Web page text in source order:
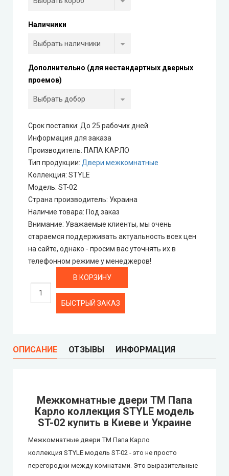
Portalino Doors (Порталино)
Rezult
CITY (Сити крашенные двери)
Free Style doors (Фри Стайл под покраску)
Контур
Danapris Doors (Данаприс Дорс)
DRUID (Друид)
Europe Doors
City Line
City Line Express
Syndicate Doors (Синдикат Дорс)
EcoDoors (Экодорс)
Наличники
Дополнительно (для нестандартных дверных
проемов)
Срок поставки: До 25 рабочих дней
Информация для заказа
Производитель: ПАПА КАРЛО
Тип продукции: Двери межкомнатные
Коллекция: STYLE
Модель: ST-02
Страна производитель: Украина
Наличие товара: Под заказ
Внимание: Уважаемые клиенты, мы очень
стараемся поддерживать актуальность всех цен
на сайте, однако - просим вас уточнять их в
телефонном режиме у менеджеров!
БЫСТРЫЙ ЗАКАЗ
ОПИСАНИЕ ОТЗЫВЫ ИНФОРМАЦИЯ
Межкомнатные двери ТМ Папа
Карло коллекция STYLE модель
ST-02 купить в Киеве и Украине
Межкомнатные двери ТМ Папа Карло
коллекция STYLE модель ST-02 - это не просто
перегородки между комнатами. Это выразительные